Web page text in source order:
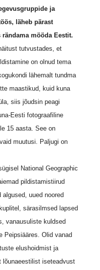
ja
läheb pärast
mööda Eestit.
tutvustades, et
on olnud tema
lähemalt tundma
maastikud, kuid kuna
siis jõudsin peagi
Eesti fotograafiline
15 aasta. See on
muutusi. Paljugi on
National Geographic
pildistamistiirud
uued noored
särasilmsed lapsed
vanausuliste kuldsed
Peipsiääres. Olid vanad
elushoidmist ja
lõunaeestilist iseteadvust